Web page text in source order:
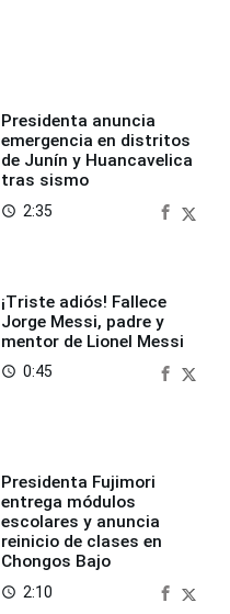
Presidenta anuncia
emergencia en distritos
de Junín y Huancavelica
tras sismo
access_time 2:35
¡Triste adiós! Fallece
Jorge Messi, padre y
mentor de Lionel Messi
access_time 0:45
Presidenta Fujimori
entrega módulos
escolares y anuncia
reinicio de clases en
Chongos Bajo
access_time 2:10